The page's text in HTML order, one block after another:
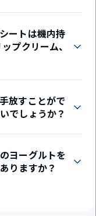
ートは機内持
プクリーム、
放すことがで
でしょうか？
ヨーグルトを
りますか？